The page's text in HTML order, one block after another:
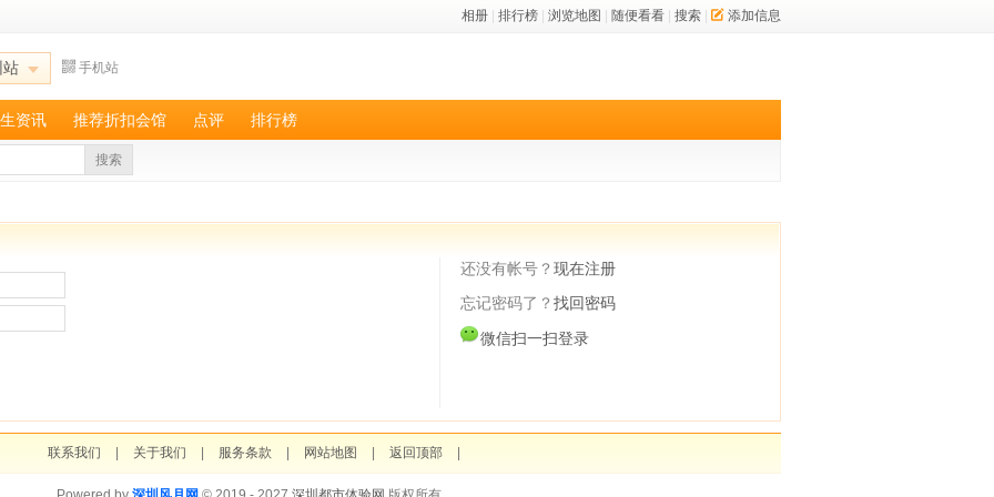
相册 排行榜 浏览地图 随便看看 搜索 添加信息
站 手机站
资讯 推荐折扣会馆 点评 排行榜
搜索
还没有帐号？现在注册
忘记密码了？找回密码
微信扫一扫登录
联系我们 关于我们 服务条款 网站地图 返回顶部